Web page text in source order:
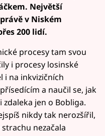
Největší
v Niském
200 lidí.
procesy tam svou
i procesy losinské
i na inkvizičních
a naučil se, jak
jen o Bobliga.
nikdy tak nerozšířil,
nezačala